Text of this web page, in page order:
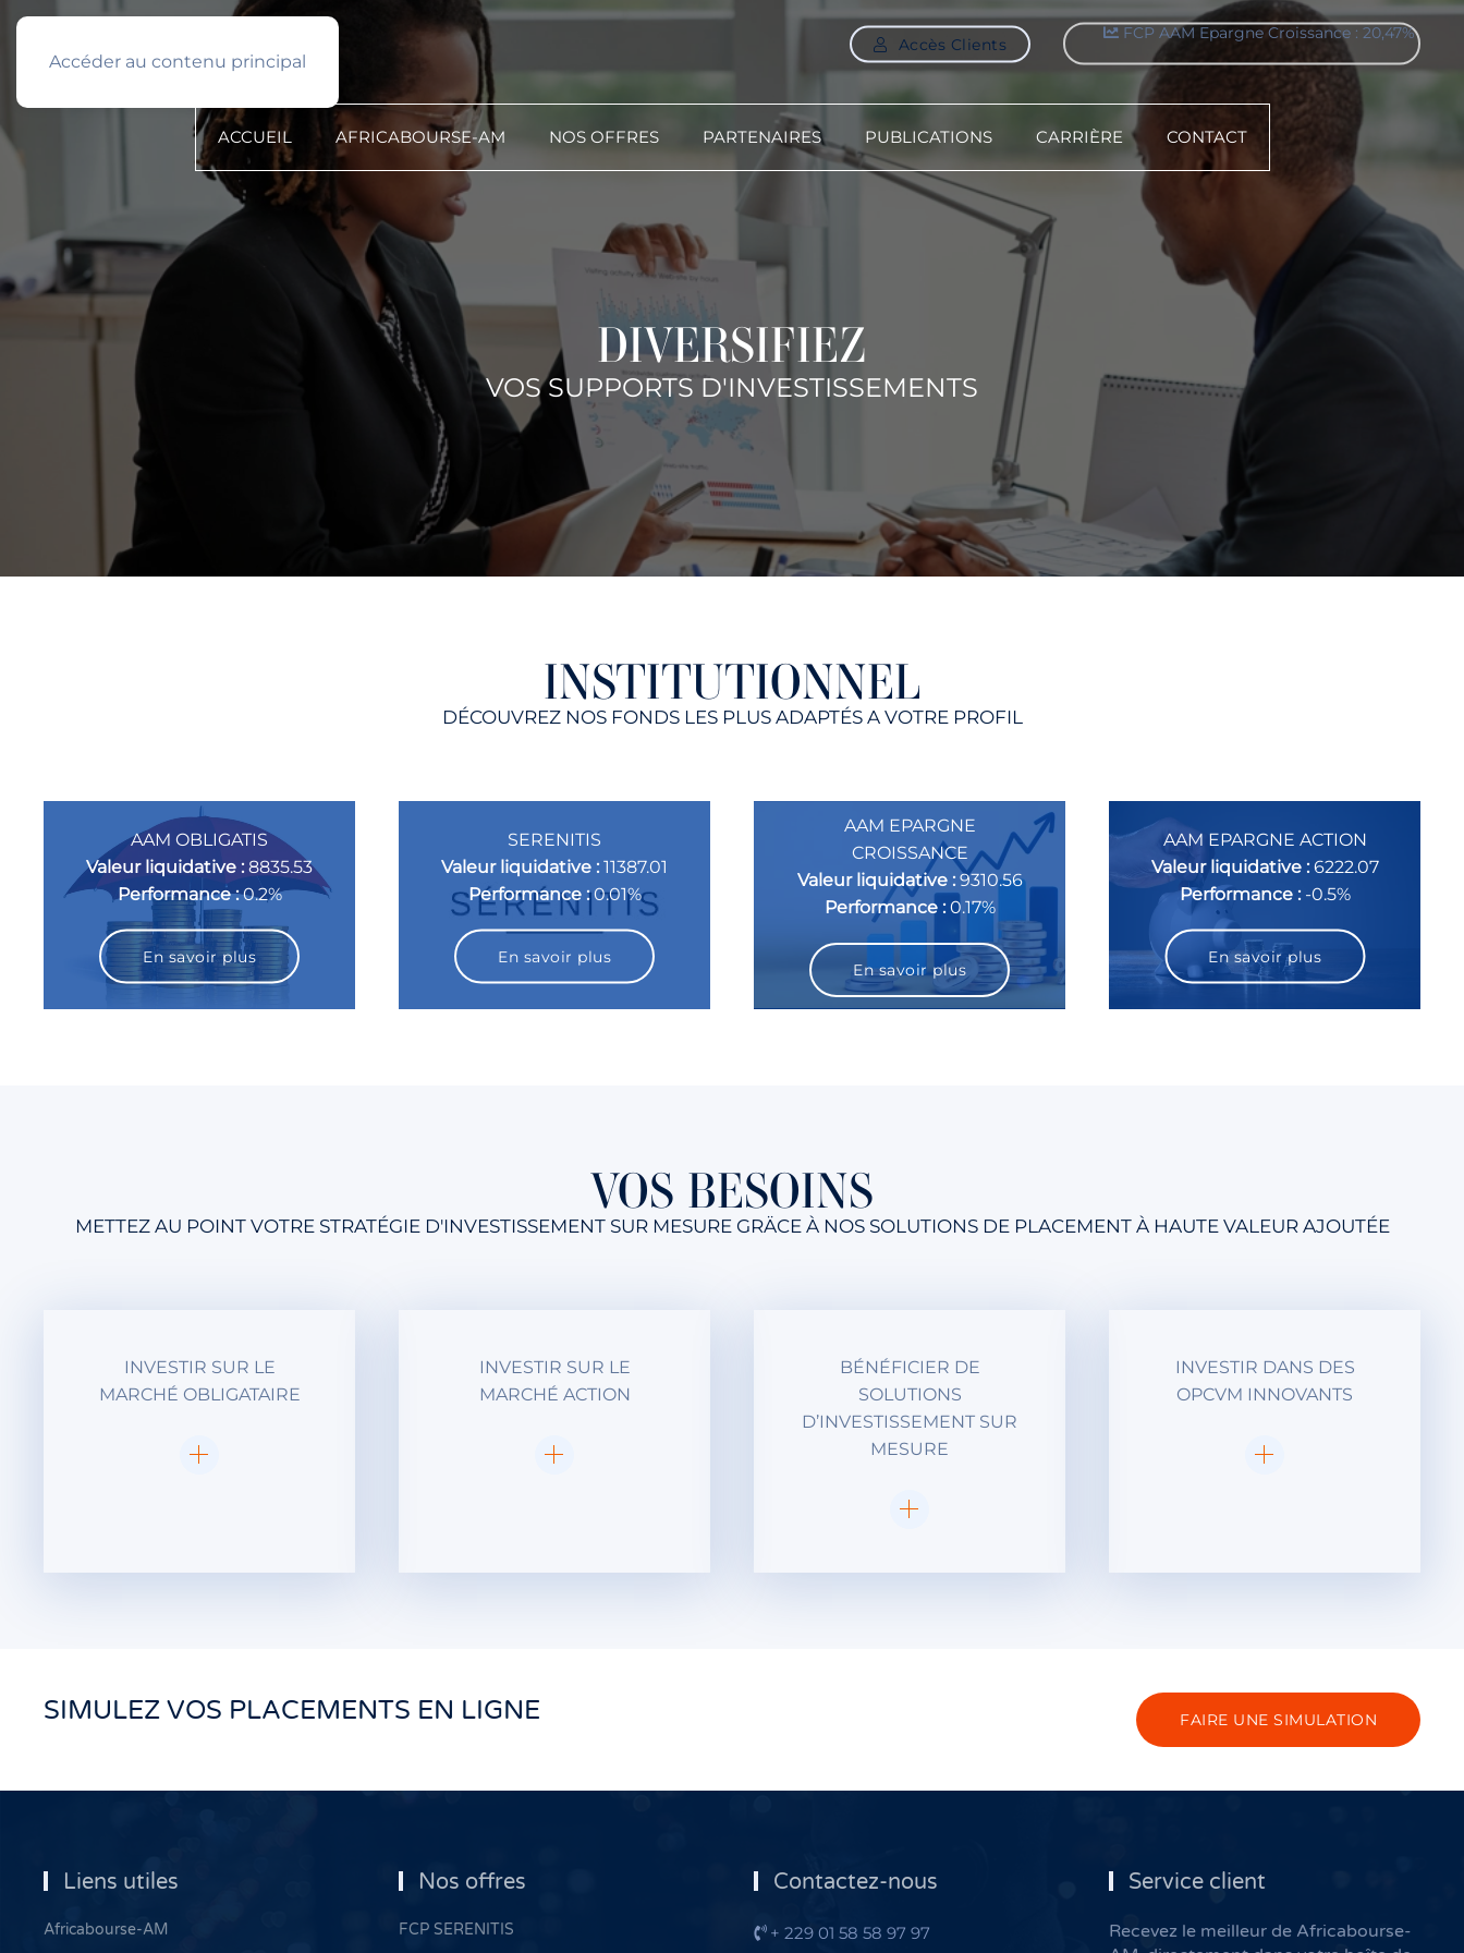
Accéder au contenu principal
Accès Clients
FCP AAM Epargne Croissance : 20,47%
ACCUEIL AFRICABOURSE-AM NOS OFFRES PARTENAIRES PUBLICATIONS CARRIÈRE CONTACT
DIVERSIFIEZ
VOS SUPPORTS D'INVESTISSEMENTS
INSTITUTIONNEL
DÉCOUVREZ NOS FONDS LES PLUS ADAPTÉS A VOTRE PROFIL
AAM OBLIGATIS
Valeur liquidative : 8835.53
Performance : 0.2%
En savoir plus
SERENITIS
Valeur liquidative : 11387.01
Performance : 0.01%
En savoir plus
AAM EPARGNE
CROISSANCE
Valeur liquidative : 9310.56
Performance : 0.17%
En savoir plus
AAM EPARGNE ACTION
Valeur liquidative : 6222.07
Performance : -0.5%
En savoir plus
VOS BESOINS
METTEZ AU POINT VOTRE STRATÉGIE D'INVESTISSEMENT SUR MESURE GRÄCE À NOS SOLUTIONS DE PLACEMENT À HAUTE VALEUR AJOUTÉE
INVESTIR SUR LE
MARCHÉ OBLIGATAIRE
INVESTIR SUR LE
MARCHÉ ACTION
BÉNÉFICIER DE
SOLUTIONS
D’INVESTISSEMENT SUR
MESURE
INVESTIR DANS DES
OPCVM INNOVANTS
SIMULEZ VOS PLACEMENTS EN LIGNE FAIRE UNE SIMULATION
Liens utiles
Africabourse-AM
Nos offres
FCP SERENITIS
Contactez-nous
+ 229 01 58 58 97 97
Service client
Recevez le meilleur de Africabourse-